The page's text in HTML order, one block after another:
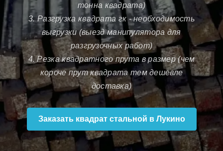
тонна квадрата)
3. Разгрузка квадрата гк - необходимость
выгрузки (выезд манипулятора для
разгрузочных работ)
4. Резка квадратного прута в размер (чем
короче прут квадрата тем дешевле
доставка)
Заказать квадрат стальной в Лукино